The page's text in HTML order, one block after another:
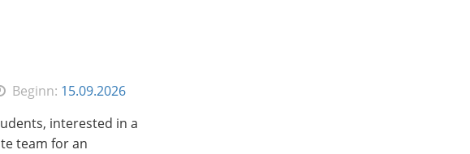
Beginn: 15.09.2026
interested in a
team for an